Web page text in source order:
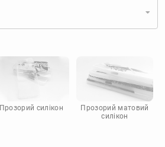
Прозорий силікон
Прозорий матовий
силікон